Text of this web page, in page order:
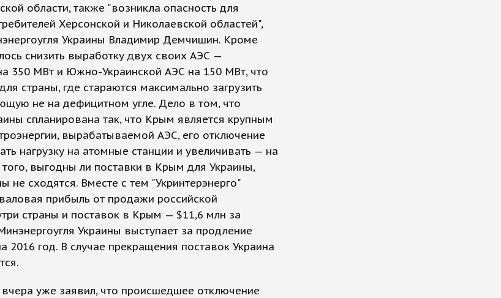
области, также "возникла опасность для
Херсонской и Николаевской областей",
Украины Владимир Демчишин. Кроме
снизить выработку двух своих АЭС —
350 МВт и Южно-Украинской АЭС на 150 МВт, что
страны, где стараются максимально загрузить
не на дефицитном угле. Дело в том, что
спланирована так, что Крым является крупным
вырабатываемой АЭС, его отключение
нагрузку на атомные станции и увеличивать — на
выгодны ли поставки в Крым для Украины,
не сходятся. Вместе с тем "Укринтерэнерго"
прибыль от продажи российской
страны и поставок в Крым — $11,6 млн за
Украины выступает за продление
2016 год. В случае прекращения поставок Украина
уже заявил, что происшедшее отключение